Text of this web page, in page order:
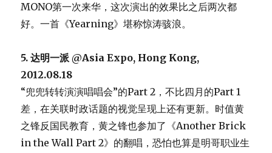
MONO第一次来华，这次演出的效果比之后两次都
好。一首《Yearning》堪称惊涛骇浪。
5. 达明一派 @Asia Expo, Hong Kong,
2012.08.18
“兜兜转转演演唱唱会”的Part 2，不比四月的Part 1
差，在关联时政话题的视觉呈现上还有更新。时值黄
之锋反国民教育，黄之锋也参加了《Another Brick
in the Wall Part 2》的翻唱，恐怕也算是明哥职业生